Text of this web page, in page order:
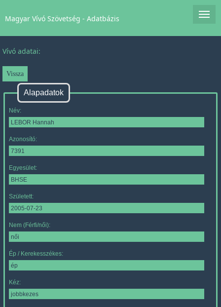
Magyar Vívó Szövetség - Adatbázis
Vívó adatai:
Alapadatok
Név:
Azonosító:
Egyesület:
Született:
Nem (Férfi/női):
Ép / Kerekesszékes:
Kéz: